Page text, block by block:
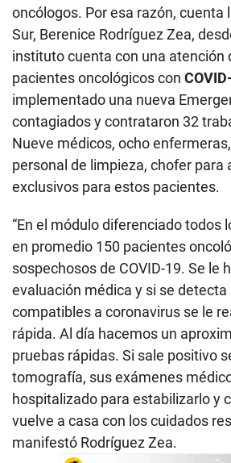
oncólogos. Por esa razón, cuenta
Sur, Berenice Rodríguez Zea,
instituto cuenta con una atención
pacientes oncológicos con
implementado una nueva
contagiados y contrataron 32
Nueve médicos, ocho
personal de limpieza, chofer para
exclusivos para estos pacientes.
“En el módulo diferenciado todos
en promedio 150 pacientes
sospechosos de COVID-19. Se le
evaluación médica y si se
compatibles a coronavirus se le
rápida. Al día hacemos un
pruebas rápidas. Si sale positivo
tomografía, sus exámenes
hospitalizado para estabilizarlo y
vuelve a casa con los cuidados
manifestó Rodríguez Zea.